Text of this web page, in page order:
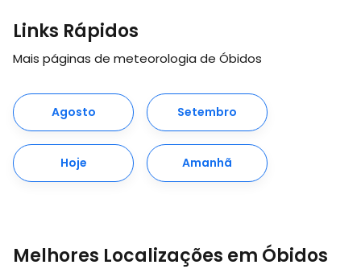
Links Rápidos
Mais páginas de meteorologia de Óbidos
Agosto Setembro
Hoje Amanhã
Melhores Localizações em Óbidos